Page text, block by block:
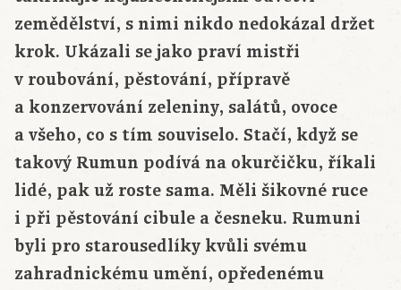
zemědělství, s nimi nikdo nedokázal držet
krok. Ukázali se jako praví mistři
v roubování, pěstování, přípravě
a konzervování zeleniny, salátů, ovoce
a všeho, co s tím souviselo. Stačí, když se
takový Rumun podívá na okurčičku, říkali
lidé, pak už roste sama. Měli šikovné ruce
i při pěstování cibule a česneku. Rumuni
byli pro starousedlíky kvůli svému
zahradnickému umění, opředenému